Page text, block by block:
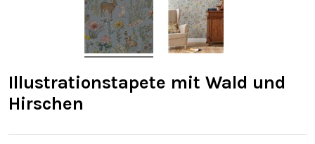
Illustrationstapete mit Wald und
Hirschen